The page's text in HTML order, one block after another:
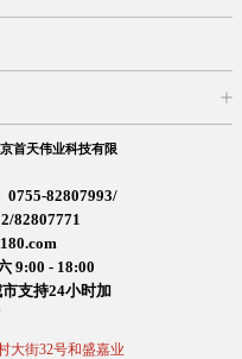
首天伟业科技有限
0755-82807993/
82807771
9:00 - 18:00
支持24小时加
大街32号和盛嘉业